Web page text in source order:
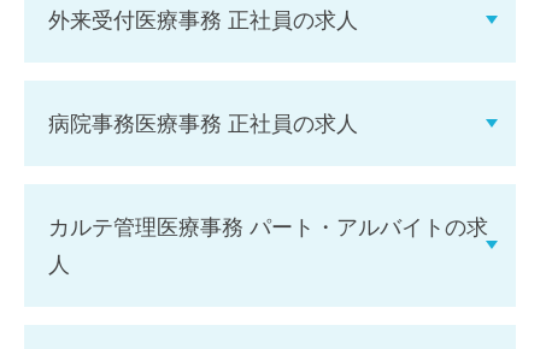
外来受付医療事務 正社員の求人
病院事務医療事務 正社員の求人
カルテ管理医療事務 パート・アルバイトの求
人